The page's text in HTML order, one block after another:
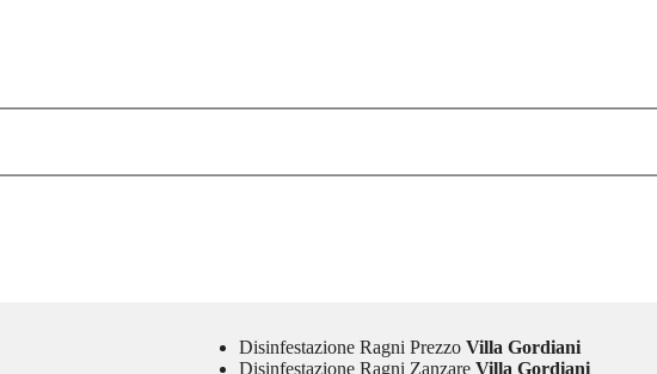
Disinfestazione Ragni Prezzo Villa Gordiani
Disinfestazione Ragni Zanzare Villa Gordiani